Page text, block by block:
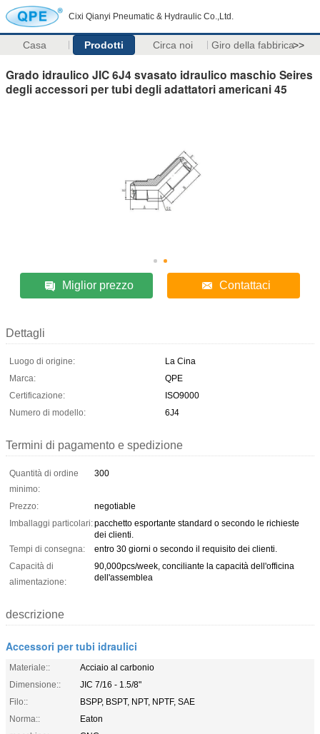
Cixi Qianyi Pneumatic & Hydraulic Co.,Ltd.
Casa Prodotti Circa noi Giro della fabbrica>>
Grado idraulico JIC 6J4 svasato idraulico maschio Seires
degli accessori per tubi degli adattatori americani 45
Miglior prezzo Contattaci
Dettagli
Luogo di origine:
La Cina
Marca:
QPE
Certificazione:
ISO9000
Numero di modello:
6J4
Termini di pagamento e spedizione
Quantità di ordine
minimo:
300
Prezzo:
negotiable
Imballaggi particolari:pacchetto esportante standard o secondo le richieste
dei clienti.
Tempi di consegna:
entro 30 giorni o secondo il requisito dei clienti.
Capacità di
alimentazione:
90,000pcs/week, conciliante la capacità dell'officina
dell'assemblea
descrizione
Accessori per tubi idraulici
Materiale::
Acciaio al carbonio
Dimensione::
JIC 7/16 - 1.5/8"
Filo::
BSPP, BSPT, NPT, NPTF, SAE
Norma::
Eaton